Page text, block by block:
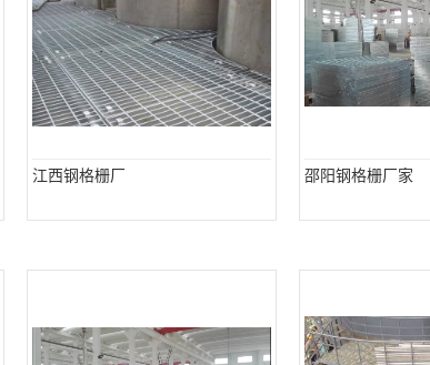
江西钢格栅厂 邵阳钢格栅厂家